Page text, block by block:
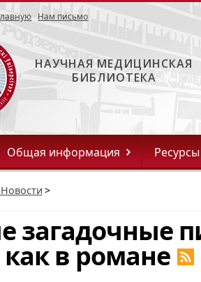
Нам письмо
НАУЧНАЯ МЕДИЦИНСКАЯ
БИБЛИОТЕКА
Общая информация Ресурсы
>
загадочные
в романе